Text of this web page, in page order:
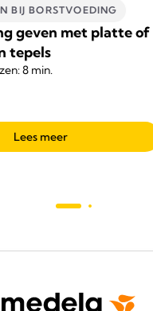
BIJ BORSTVOEDING​
geven met platte of
tepels
8 min.
Lees meer